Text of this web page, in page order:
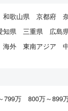
和歌山県 京都府
知県 三重県 広島
海外 東南アジア
799万 800万～899